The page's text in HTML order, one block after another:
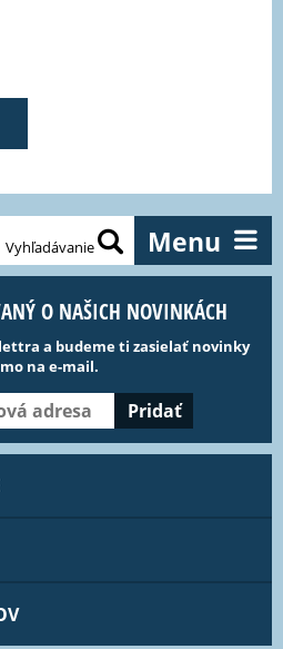
Menu
Vyhľadávanie
O NAŠICH NOVINKÁCH
a budeme ti zasielať novinky
na e-mail.